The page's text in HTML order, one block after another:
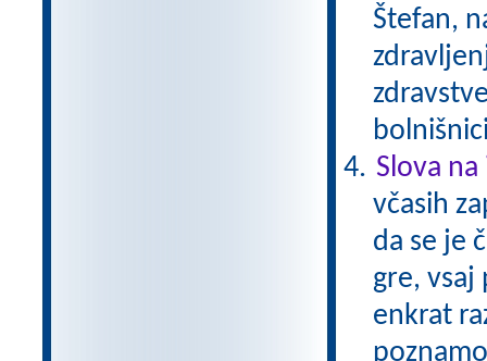
Štefan,
Slova na
včasih
da se je
gre, vsaj
enkrat